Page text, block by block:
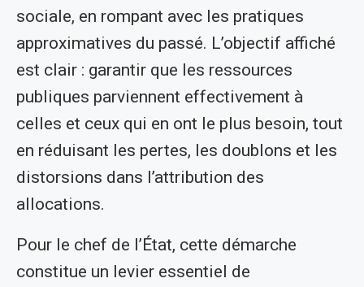
sociale, en rompant avec les pratiques
approximatives du passé. L’objectif affiché
est clair : garantir que les ressources
publiques parviennent effectivement à
celles et ceux qui en ont le plus besoin, tout
en réduisant les pertes, les doublons et les
distorsions dans l’attribution des
allocations.
Pour le chef de l’État, cette démarche
constitue un levier essentiel de